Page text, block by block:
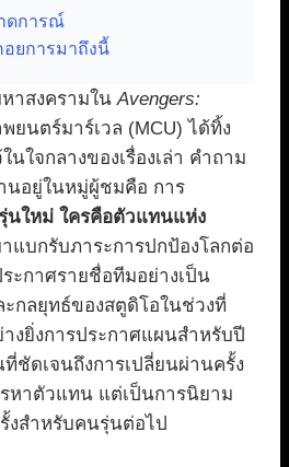
ดการณ์
ยการมาถึงนี้
าสงครามใน Avengers:
ยนตร์มาร์เวล (MCU) ได้ทิ้ง
ใจกลางของเรื่องเล่า คำถาม
นอยู่ในหมู่ผู้ชมคือ การ
นใหม่ ใครคือตัวแทนแห่ง
แบกรับภาระการปกป้องโลกต่อ
ะกาศรายชื่อทีมอย่างเป็น
กลยุทธ์ของสตูดิโอในช่วงที่
งยิ่งการประกาศแผนสำหรับปี
ชัดเจนถึงการเปลี่ยนผ่านครั้ง
หาตัวแทน แต่เป็นการนิยาม
งสำหรับคนรุ่นต่อไป